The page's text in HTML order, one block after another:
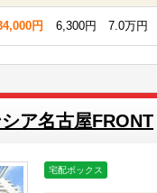
円 6,300円 7.0万円
ア名古屋FRONT
宅配ボックス